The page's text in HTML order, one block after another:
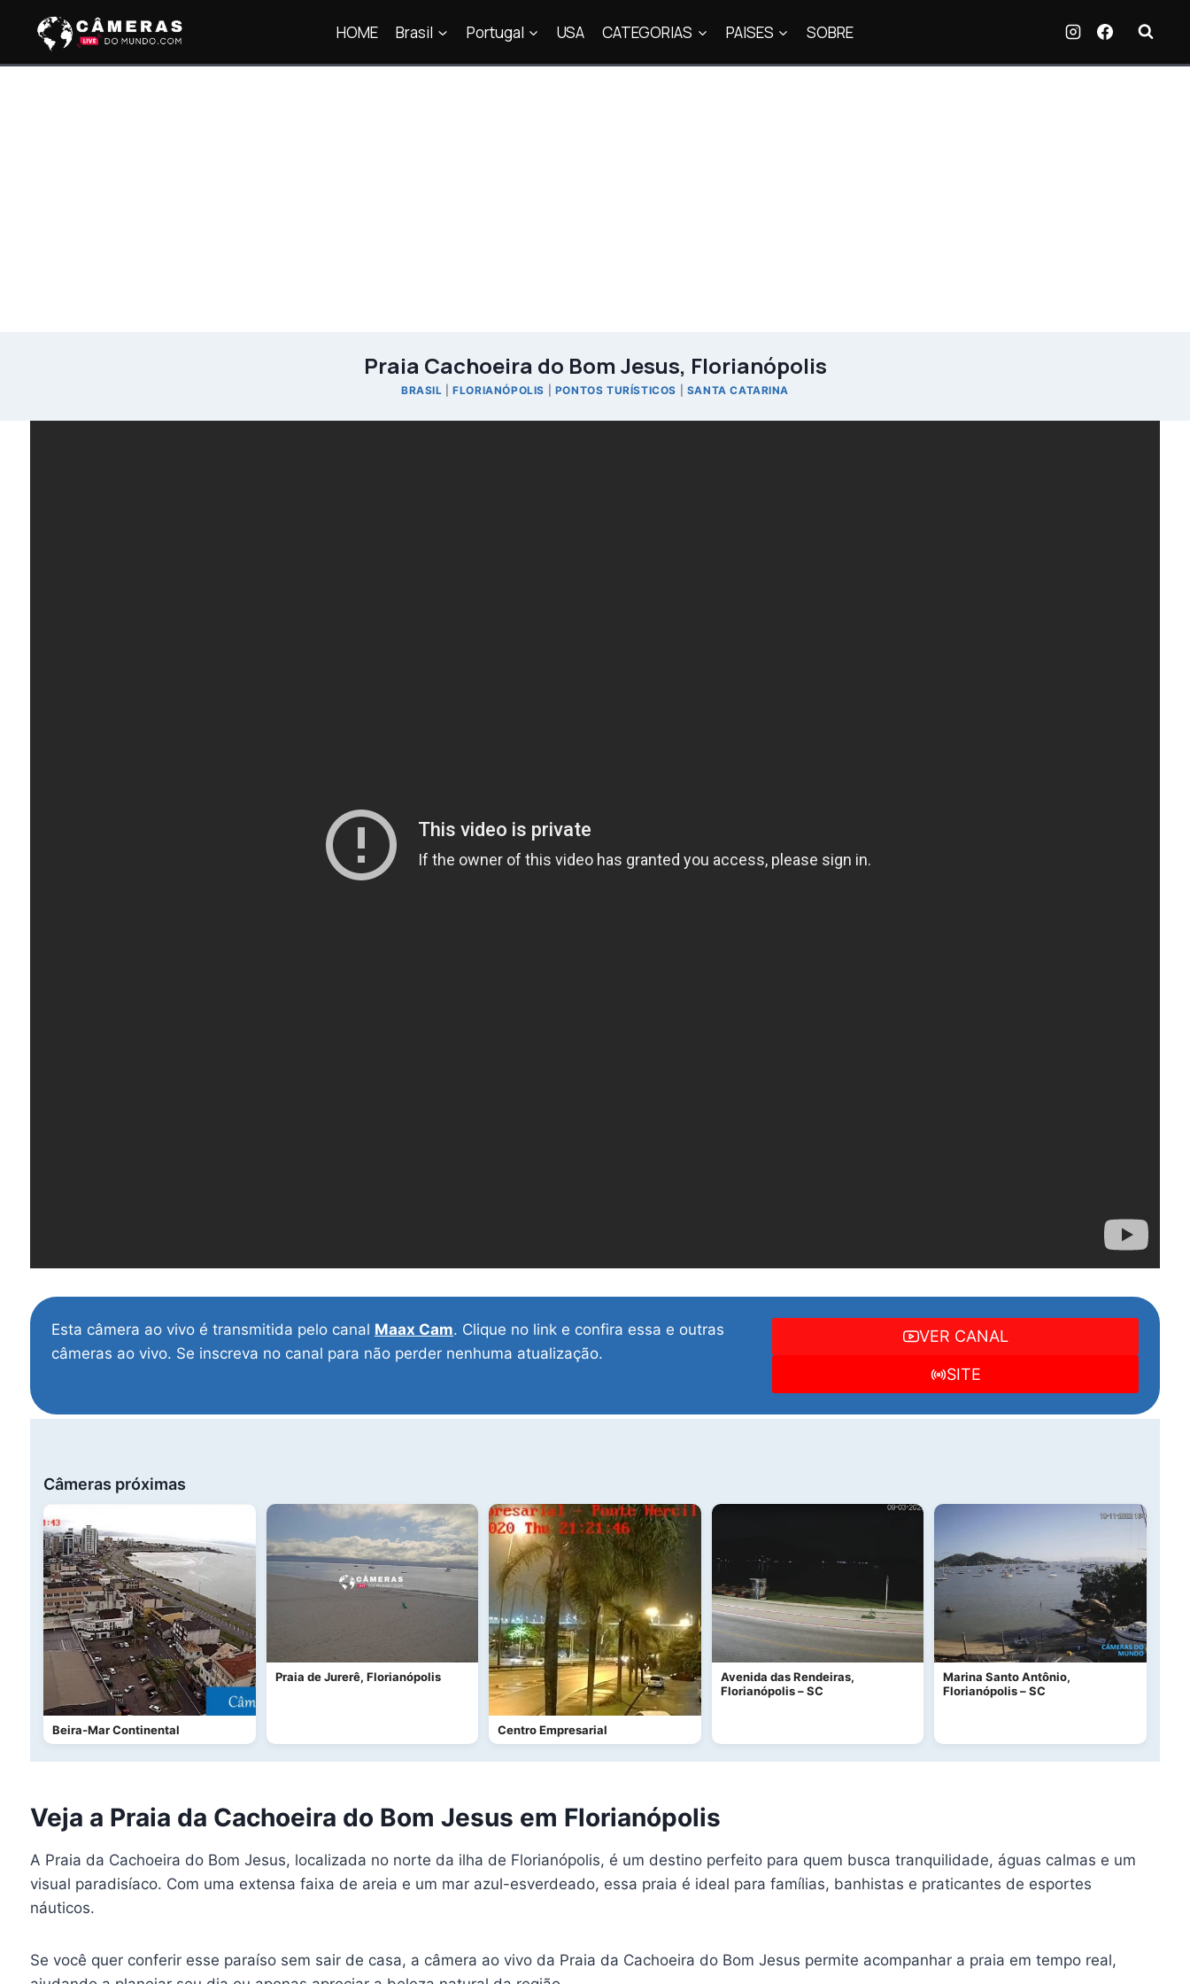
HOME Brasil Portugal USA CATEGORIAS PAISES SOBRE
Praia Cachoeira do Bom Jesus, Florianópolis
BRASIL |FLORIANÓPOLIS PONTOS TURÍSTICOS SANTA CATARINA
Esta câmera ao vivo é transmitida pelo canal Maax Cam. Clique no link e confira essa e outras
câmeras ao vivo. Se inscreva no canal para não perder nenhuma atualização.
VER CANAL
SITE
Câmeras próximas
Beira-Mar Continental
Praia de Jurerê, Florianópolis
Centro Empresarial
Avenida das Rendeiras,
Florianópolis – SC
Marina Santo Antônio,
Florianópolis – SC
Veja a Praia da Cachoeira do Bom Jesus em Florianópolis
A Praia da Cachoeira do Bom Jesus, localizada no norte da ilha de Florianópolis, é um destino perfeito para quem busca tranquilidade, águas calmas e um
visual paradisíaco. Com uma extensa faixa de areia e um mar azul-esverdeado, essa praia é ideal para famílias, banhistas e praticantes de esportes
náuticos.
Se você quer conferir esse paraíso sem sair de casa, a câmera ao vivo da Praia da Cachoeira do Bom Jesus permite acompanhar a praia em tempo real,